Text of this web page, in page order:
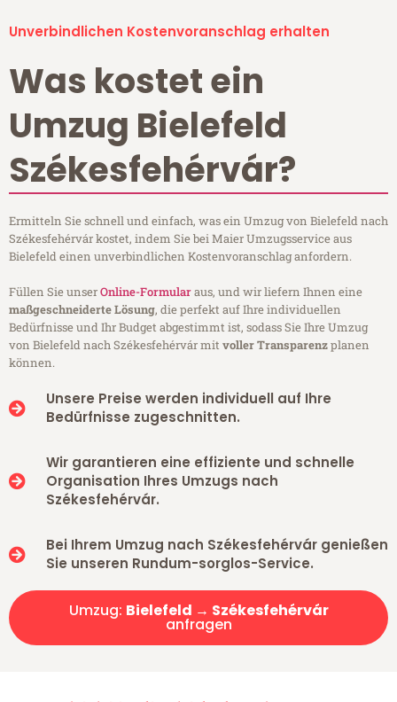
Unverbindlichen Kostenvoranschlag erhalten
Was kostet ein
Umzug Bielefeld
Székesfehérvár?
Ermitteln Sie schnell und einfach, was ein Umzug von Bielefeld nach
Székesfehérvár kostet, indem Sie bei Maier Umzugsservice aus
Bielefeld einen unverbindlichen Kostenvoranschlag anfordern.
Füllen Sie unserOnline-Formularaus, und wir liefern Ihnen eine
maßgeschneiderte Lösung, die perfekt auf Ihre individuellen
Bedürfnisse und Ihr Budget abgestimmt ist, sodass Sie Ihre Umzug
von Bielefeld nach Székesfehérvár mitvoller Transparenzplanen
können.
Unsere Preise werden individuell auf Ihre
Bedürfnisse zugeschnitten.
Wir garantieren eine effiziente und schnelle
Organisation Ihres Umzugs nach
Székesfehérvár.
Bei Ihrem Umzug nach Székesfehérvár genießen
Sie unseren Rundum-sorglos-Service.
Umzug: Bielefeld → Székesfehérvár
anfragen